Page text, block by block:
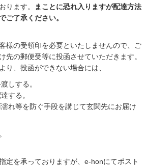
ります。
まことに恐れ入りますが配達方法
ご了承ください。
様の受領印を必要といたしませんので、ご
先の郵便受等に投函させていただきます。
り、投函ができない場合には、
しする。
する。
濡れ等を防ぐ手段を講じて玄関先にお届け
定を承っておりますが、e-honにてポスト